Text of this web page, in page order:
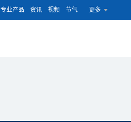
专业产品 资讯 视频 节气 更多